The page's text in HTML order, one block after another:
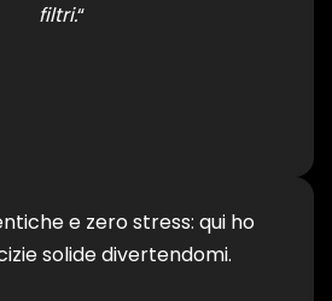
filtri.“
e zero stress: qui ho
solide divertendomi.